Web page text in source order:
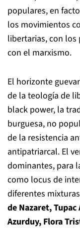
populares, en
los movimientos
libertarias, con los
con el marxismo.
El horizonte
de la teología de
black power, la
burguesa, no
de la resistencia
antipatriarcal. El
dominantes, para
como locus de
diferentes
de Nazaret,
Azurduy, Flora